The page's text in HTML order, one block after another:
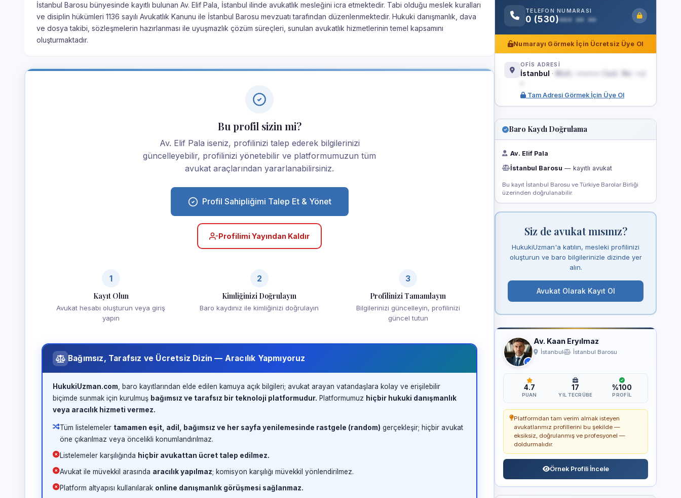
İstanbul Barosu bünyesinde kayıtlı bulunan Av. Elif Pala, İstanbul ilinde avukatlık mesleğini icra etmektedir. Tabi olduğu meslek kuralları
ve disiplin hükümleri 1136 sayılı Avukatlık Kanunu ile İstanbul Barosu mevzuatı tarafından düzenlenmektedir. Hukuki danışmanlık, dava
ve dosya takibi, sözleşmelerin hazırlanması ile uyuşmazlık çözüm süreçleri, sunulan avukatlık hizmetlerinin temel kapsamını
oluşturmaktadır.
Bu profil sizin mi?
Av. Elif Pala iseniz, profilinizi talep ederek bilgilerinizi
güncelleyebilir, profilinizi yönetebilir ve platformumuzun tüm
avukat araçlarından yararlanabilirsiniz.
Profil Sahipliğimi Talep Et & Yönet
Profilimi Yayından Kaldır
1
Kayıt Olun
Avukat hesabı oluşturun veya giriş
yapın
2
Kimliğinizi Doğrulayın
Baro kaydınız ile kimliğinizi doğrulayın
3
Profilinizi Tamamlayın
Bilgilerinizi güncelleyin, profilinizi
güncel tutun
Bağımsız, Tarafsız ve Ücretsiz Dizin — Aracılık Yapmıyoruz
HukukiUzman.com , baro kayıtlarından elde edilen kamuya açık bilgileri; avukat arayan vatandaşlara kolay ve erişilebilir
biçimde sunmak için kurulmuş bağımsız ve tarafsız bir teknoloji platformudur. Platformumuz hiçbir hukuki danışmanlık
veya aracılık hizmeti vermez.
Tüm listelemeler tamamen eşit, adil, bağımsız ve her sayfa yenilemesinde rastgele (random) gerçekleşir; hiçbir avukat
öne çıkarılmaz veya öncelikli konumlandırılmaz.
Listelemeler karşılığında hiçbir avukattan ücret talep edilmez.
Avukat ile müvekkil arasında aracılık yapılmaz; komisyon karşılığı müvekkil yönlendirilmez.
Platform altyapısı kullanılarak online danışmanlık görüşmesi sağlanmaz.
TELEFON NUMARASI
0 (530)••• •• ••
Numarayı Görmek İçin Ücretsiz Üye Ol
OFİS ADRESİ
İstanbul ·
Mah. ••••••• Cad. No: ••/
Tam Adresi Görmek İçin Üye Ol
Baro Kaydı Doğrulama
Av. Elif Pala
İstanbul Barosu — kayıtlı avukat
Bu kayıt İstanbul Barosu ve Türkiye Barolar Birliği
üzerinden doğrulanabilir.
Siz de avukat mısınız?
HukukiUzman'a katılın, mesleki profilinizi
oluşturun ve baro bilgilerinizle dizinde yer
alın.
Avukat Olarak Kayıt Ol
Av. Kaan Eryılmaz
İstanbul İstanbul Barosu
4.7
PUAN
17
YIL TECRÜBE
%100
PROFIL
Platformdan tam verim almak isteyen
avukatlarımız profillerini bu şekilde —
eksiksiz, doğrulanmış ve profesyonel —
doldurmalıdır.
Örnek Profili İncele